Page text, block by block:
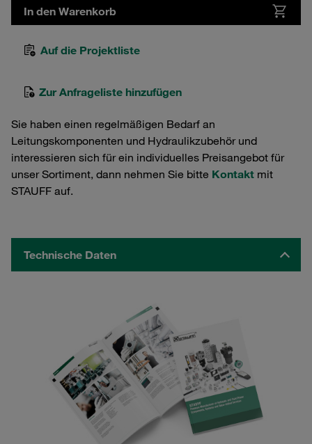
In den Warenkorb
Auf die Projektliste
Zur Anfrageliste hinzufügen
Sie haben einen regelmäßigen Bedarf an
Leitungskomponenten und Hydraulikzubehör und
interessieren sich für ein individuelles Preisangebot für
unser Sortiment, dann nehmen Sie bitte Kontakt mit
STAUFF auf.
Technische Daten